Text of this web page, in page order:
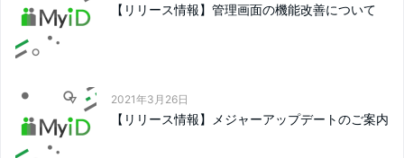
【リリース情報】管理画面の機能改善について
2021年3月26日
【リリース情報】メジャーアップデートのご案内